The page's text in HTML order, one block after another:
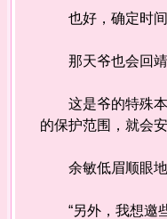
也好，确定时间
那天爷也会回靖
这是爷的特殊本
的保护范围，就会安
余敏低眉顺眼地
“另外，我想邀些